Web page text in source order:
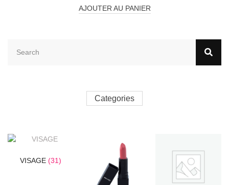
AJOUTER AU PANIER
Categories
VISAGE(31)